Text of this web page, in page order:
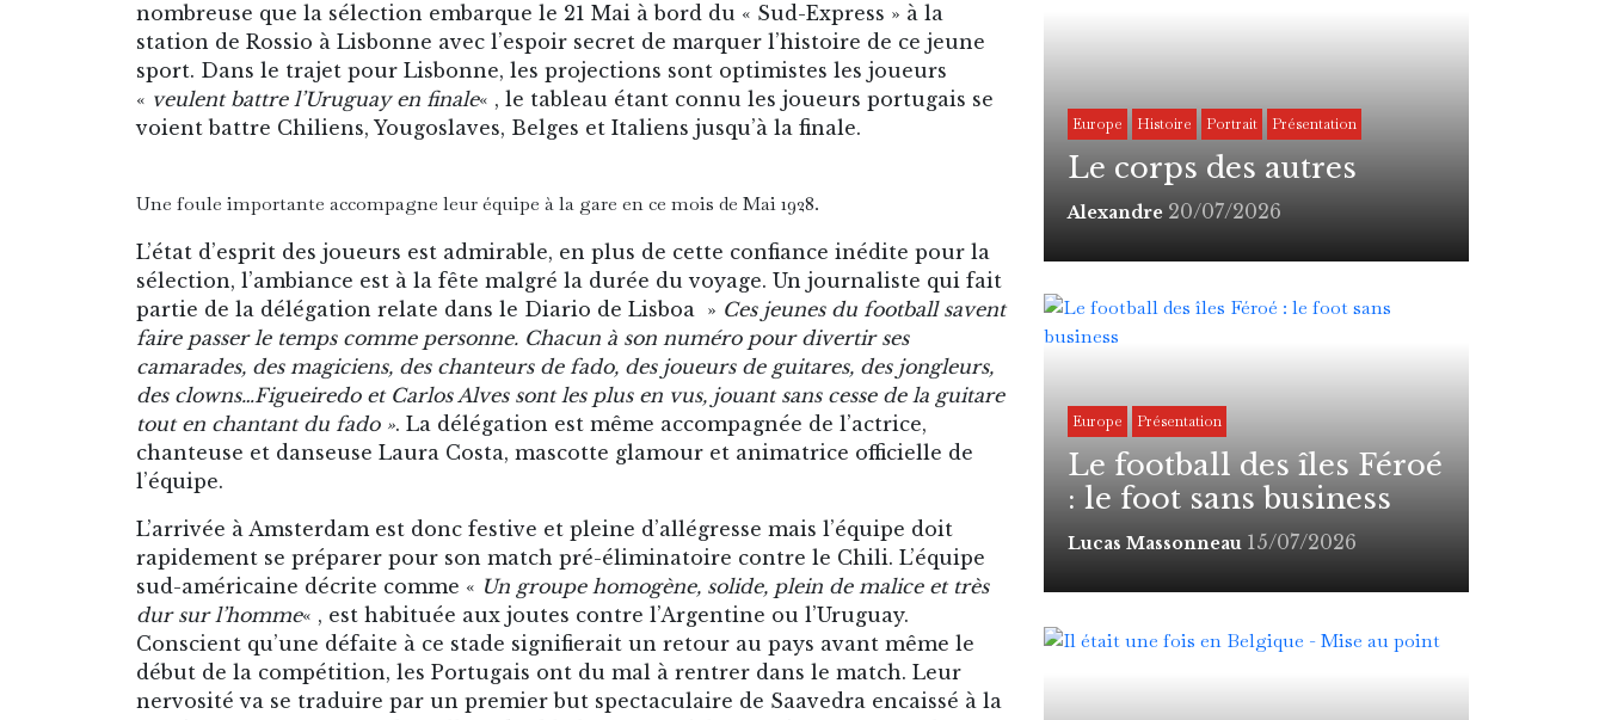
nombreuse que la sélection embarque le 21 Mai à bord du « Sud-Express » à la
station de Rossio à Lisbonne avec l’espoir secret de marquer l’histoire de ce jeune
sport. Dans le trajet pour Lisbonne, les projections sont optimistes les joueurs
« veulent battre l’Uruguay en finale« , le tableau étant connu les joueurs portugais se
voient battre Chiliens, Yougoslaves, Belges et Italiens jusqu’à la finale.
Une foule importante accompagne leur équipe à la gare en ce mois de Mai 1928.
L’état d’esprit des joueurs est admirable, en plus de cette confiance inédite pour la
sélection, l’ambiance est à la fête malgré la durée du voyage. Un journaliste qui fait
partie de la délégation relate dans le Diario de Lisboa » Ces jeunes du football savent
faire passer le temps comme personne. Chacun à son numéro pour divertir ses
camarades, des magiciens, des chanteurs de fado, des joueurs de guitares, des jongleurs,
des clowns…Figueiredo et Carlos Alves sont les plus en vus, jouant sans cesse de la guitare
tout en chantant du fado ». La délégation est même accompagnée de l’actrice,
chanteuse et danseuse Laura Costa, mascotte glamour et animatrice officielle de
l’équipe.
L’arrivée à Amsterdam est donc festive et pleine d’allégresse mais l’équipe doit
rapidement se préparer pour son match pré-éliminatoire contre le Chili. L’équipe
sud-américaine décrite comme « Un groupe homogène, solide, plein de malice et très
dur sur l’homme« , est habituée aux joutes contre l’Argentine ou l’Uruguay.
Conscient qu’une défaite à ce stade signifierait un retour au pays avant même le
début de la compétition, les Portugais ont du mal à rentrer dans le match. Leur
nervosité va se traduire par un premier but spectaculaire de Saavedra encaissé à la
Europe Histoire Portrait Présentation
Le corps des autres
Alexandre 20/07/2026
Europe Présentation
Le football des îles Féroé
: le foot sans business
Lucas Massonneau 15/07/2026